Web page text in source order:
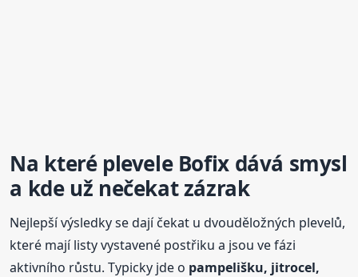
Na které plevele Bofixdává smysl
a kde už nečekat zázrak
Nejlepší výsledky se dají čekat u dvouděložných plevelů,
které mají listy vystavené postřiku a jsou ve fázi
aktivního růstu. Typicky jde o pampelišku, jitrocel,